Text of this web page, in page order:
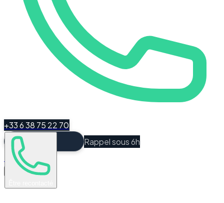
+33 6 38 75 22 70
Rappel sous 6h
Espace Client